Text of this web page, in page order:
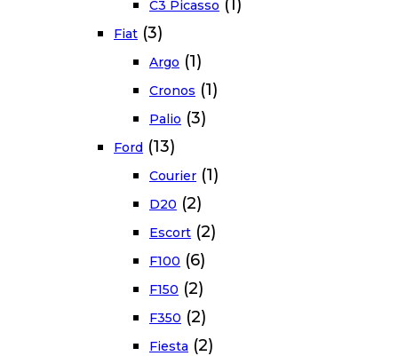
C3 Picasso (1)
Fiat (3)
Argo (1)
Cronos (1)
Palio (3)
Ford (13)
Courier (1)
D20 (2)
Escort (2)
F100 (6)
F150 (2)
F350 (2)
Fiesta (2)